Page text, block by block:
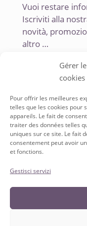
Gérer
cookies
Pour offrir les meilleures
telles que les cookies pour
appareils. Le fait de
traiter des données telles
uniques sur ce site. Le fait
consentement peut avoir
et fonctions.
Gestisci servizi
Vuoi restare
Iscriviti alla
novità,
altro …
SERVICE À LA
Conditions
Politique de